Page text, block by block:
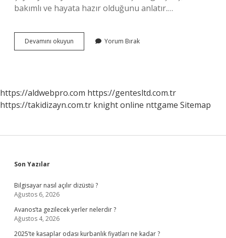
bakımlı ve hayata hazır olduğunu anlatır.…
Devamını okuyun Bayındırlık
Işleri
Yorum Bırak
https://aldwebpro.com https://gentesltd.com.tr
https://takidizayn.com.tr knight online nttgame Sitemap
Sidebar
Son Yazılar
Bilgisayar nasıl açılır dizüstü ?
Ağustos 6, 2026
Avanos’ta gezilecek yerler nelerdir ?
Ağustos 4, 2026
2025’te kasaplar odası kurbanlık fiyatları ne kadar ?